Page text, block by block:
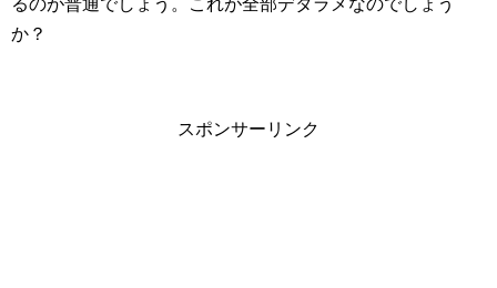
るのが普通でしょう。これが全部デタラメなのでしょう
か？
スポンサーリンク